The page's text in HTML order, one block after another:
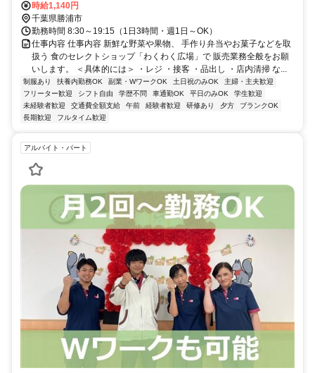
ド徒歩約40分、ＪＲ外房線 鵜原徒歩約42分
時給1,140円
千葉県勝浦市
勤務時間 8:30～19:15（1日3時間・週1日～OK）
仕事内容 仕事内容 新鮮な野菜や果物、 手作り弁当やお菓子などを取
扱う 食のセレクトショップ「わくわく広場」で 販売業務全般をお願
いします。 ＜具体的には＞ ・レジ ・接客 ・品出し ・店内清掃 な...
制服あり 扶養内勤務OK 副業・WワークOK 土日祝のみOK
主婦・主夫歓迎
フリーター歓迎
シフト自由 学歴不問 車通勤OK 平日のみOK
学生歓迎
未経験者歓迎
交通費全額支給 午前 経験者歓迎 研修あり 夕方
ブランクOK
長期歓迎
フルタイム歓迎
アルバイト・パート